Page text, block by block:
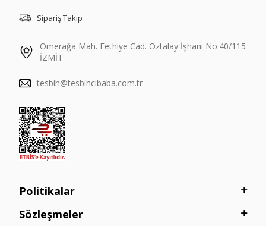
Sipariş Takip
Ömerağa Mah. Fethiye Cad. Öztalay İşhanı No:40/115
İZMİT
tesbih@tesbihcibaba.com.tr
Politikalar
Sözleşmeler